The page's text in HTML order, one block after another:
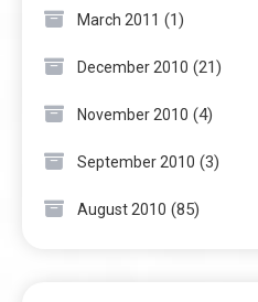
March 2011 (1)
December 2010 (21)
November 2010 (4)
September 2010 (3)
August 2010 (85)